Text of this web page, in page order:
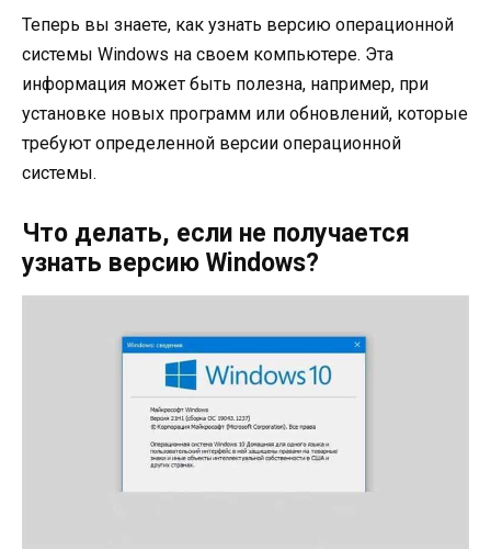
Теперь вы знаете, как узнать версию операционной
системы Windows на своем компьютере. Эта
информация может быть полезна, например, при
установке новых программ или обновлений, которые
требуют определенной версии операционной
системы.
Что делать, если не получается
узнать версию Windows?